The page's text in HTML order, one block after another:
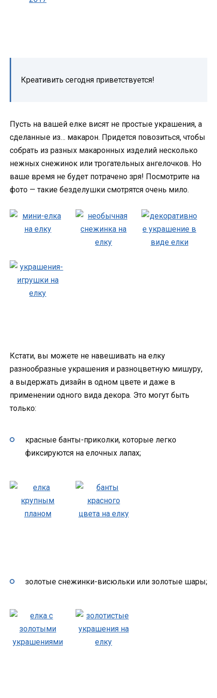
Креативить сегодня приветствуется!
Пусть на вашей елке висят не простые украшения, а
сделанные из… макарон. Придется повозиться, чтобы
собрать из разных макаронных изделий несколько
нежных снежинок или трогательных ангелочков. Но
ваше время не будет потрачено зря! Посмотрите на
фото — такие безделушки смотрятся очень мило.
Кстати, вы можете не навешивать на елку
разнообразные украшения и разноцветную мишуру,
а выдержать дизайн в одном цвете и даже в
применении одного вида декора. Это могут быть
только:
красные банты-приколки, которые легко
фиксируются на елочных лапах;
золотые снежинки-висюльки или золотые шары;